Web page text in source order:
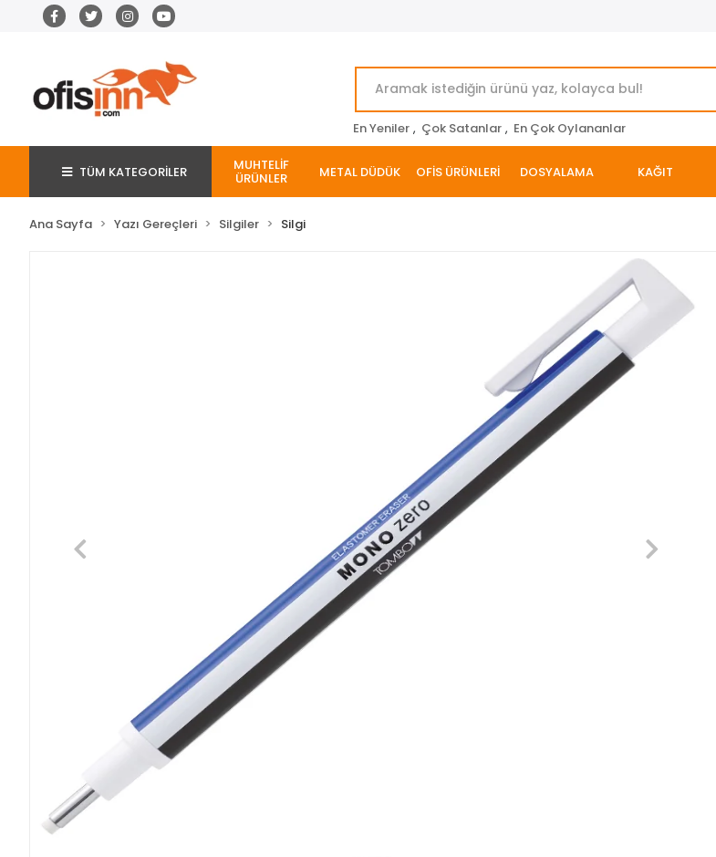
En Yeniler , Çok Satanlar , En Çok Oylananlar
TÜM KATEGORİLER MUHTELİF
ÜRÜNLER METAL DÜDÜK OFİS ÜRÜNLERİ DOSYALAMA KAĞIT
Ana Sayfa Yazı Gereçleri Silgiler Silgi